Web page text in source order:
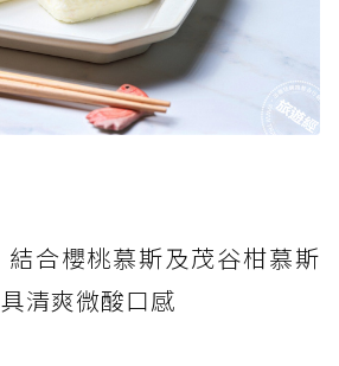
結合櫻桃慕斯及茂谷柑慕斯
清爽微酸口感